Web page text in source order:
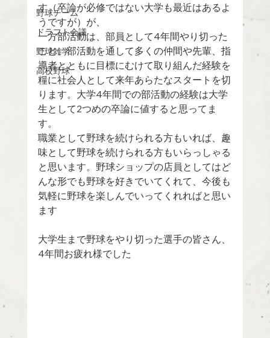
野球チーム
ドラフト会議
野球雑学
高校野球
す（卒論が必修ではない大学も最近はあるよ
うですが）が、
一方部活動は、部員として4年間やり切った
こと、部活動を通して多くの仲間や先輩、指
導者とともに目標にむけて取り組んだ経験を
糧に社会人として来年あらたなスタートを切
ります。大学4年間での部活動の経験は大学
生として2つめの卒論に値すると思ってま
す。
職業として野球を続けられる方もいれば、趣
味として野球を続けられる方もいらっしゃる
と思います。野球ショップの店員としてはど
んな形でも野球を好きでいてくれて、今後も
気軽に野球を楽しんでいってくれればと思い
ます
大学生まで野球をやり切った選手の皆さん、
4年間お疲れ様でした